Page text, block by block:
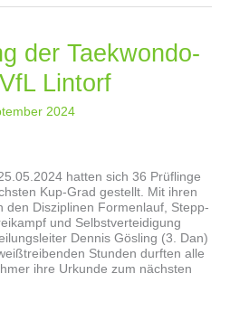
der Taekwondo-
Lintorf
2024
hatten sich 36 Prüflinge
Kup-Grad gestellt. Mit ihren
den Disziplinen Formenlauf, Stepp-
und Selbstverteidigung
Dennis Gösling (3. Dan)
Stunden durften alle
ihre Urkunde zum nächsten